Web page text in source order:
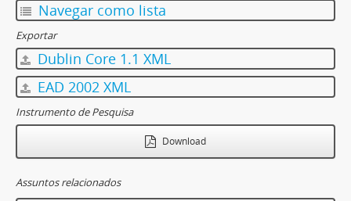
Navegar como lista
Exportar
Dublin Core 1.1 XML
EAD 2002 XML
Instrumento de Pesquisa
Download
Assuntos relacionados